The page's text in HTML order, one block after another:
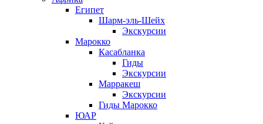
Египет
Шарм-эль-Шейх
Экскурсии
Марокко
Касабланка
Гиды
Экскурсии
Марракеш
Экскурсии
Гиды Марокко
ЮАР